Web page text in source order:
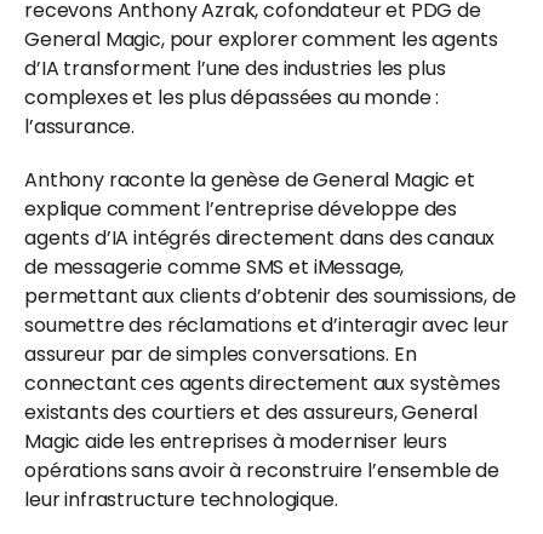
recevons Anthony Azrak, cofondateur et PDG de
General Magic, pour explorer comment les agents
d’IA transforment l’une des industries les plus
complexes et les plus dépassées au monde :
l’assurance.
Anthony raconte la genèse de General Magic et
explique comment l’entreprise développe des
agents d’IA intégrés directement dans des canaux
de messagerie comme SMS et iMessage,
permettant aux clients d’obtenir des soumissions, de
soumettre des réclamations et d’interagir avec leur
assureur par de simples conversations. En
connectant ces agents directement aux systèmes
existants des courtiers et des assureurs, General
Magic aide les entreprises à moderniser leurs
opérations sans avoir à reconstruire l’ensemble de
leur infrastructure technologique.